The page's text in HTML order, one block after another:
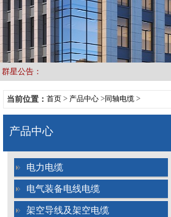
群星公告：
当前位置： 首页 > 产品中心 >同轴电缆 >
产品中心
电力电缆
电气装备电线电缆
架空导线及架空电缆